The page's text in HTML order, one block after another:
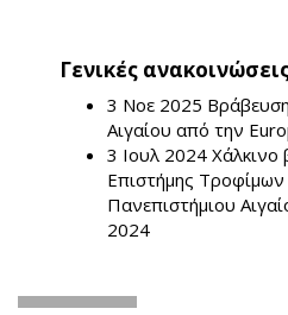
Γενικές
3 Νοε 2025
Αιγαίου από την
3 Ιουλ 2024 Χάλκινο
Επιστήμης
Πανεπιστήμιου
2024